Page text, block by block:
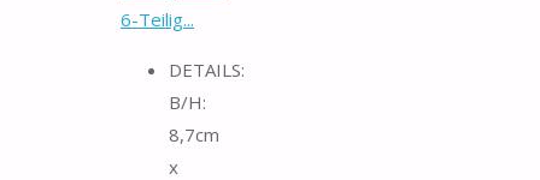
6-Teilig...
DETAILS:
B/H:
8,7cm
x